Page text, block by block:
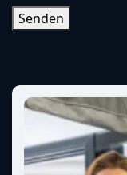
Senden